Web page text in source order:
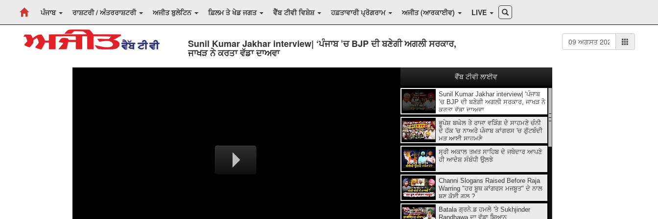
ਪੰਜਾਬ ਰਾਸ਼ਟਰੀ / ਅੰਤਰਰਾਸ਼ਟਰੀ ਅਜੀਤ ਬੁਲੇਟਿਨ ਫ਼ਿਲਮ ਤੇ ਖੇਡ ਜਗਤ ਵੈੱਬ ਟੀਵੀ ਵਿਸ਼ੇਸ਼ ਹਫ਼ਤਾਵਾਰੀ ਪ੍ਰੋਗਰਾਮ ਅਜੀਤ (ਆਰਕਾਈਵ) LIVE
Sunil Kumar Jakhar interview| ‘ਪੰਜਾਬ ’ਚ BJP ਦੀ ਬਣੇਗੀ ਅਗਲੀ ਸਰਕਾਰ,
ਜਾਖੜ ਨੇ ਕਰਤਾ ਵੱਡਾ ਦਾਅਵਾ
Sunil Kumar Jakhar interview| ‘ਪੰਜਾਬ
’ਚ BJP ਦੀ ਬਣੇਗੀ ਅਗਲੀ ਸਰਕਾਰ, ਜਾਖੜ ਨੇ
ਕਰਤਾ ਵੱਡਾ ਦਾਅਵਾ
ਭੂਪੇਸ਼ ਬਘੇਲ ਤੇ ਰਾਜਾ ਵੜਿੰਗ ਦੇ ਸਾਹਮਣੇ ਚੰਨੀ
ਦੇ ਹੱਕ 'ਚ ਨਾਅਰੇ ਪੰਜਾਬ ਕਾਂਗਰਸ 'ਚ ਗੁੱਟਬੰਦੀ
ਮੁੜ ਆਈ ਸਾਹਮਣੇ
ਸ੍ਰੀ ਅਕਾਲ ਤਖ਼ਤ ਸਾਹਿਬ ਦੇ ਜਥੇਦਾਰ ਆਪਣੇ
ਹੀ ਆਦੇਸ਼ ਸੰਬੰਧੀ ਉਲਝੇ
Channi Slogans Raised Before Raja
Warring "ਹਰ ਬੂਥ ਕਾਂਗਰਸ ਮਜਬੂਤ" ਦੇ ਨਾਲ
ਬਣੂ ਕੋਈ ਗਲ਼ ?
Batala ਗ੍ਰਨੇ.ਡ ਹਮਲੇ 'ਤੇ Sukhjinder
Randhawa ਦਾ ਵੱਡਾ ਬਿਆਨ
ਵੈੱਬ ਟੀਵੀ ਲਾਈਵ